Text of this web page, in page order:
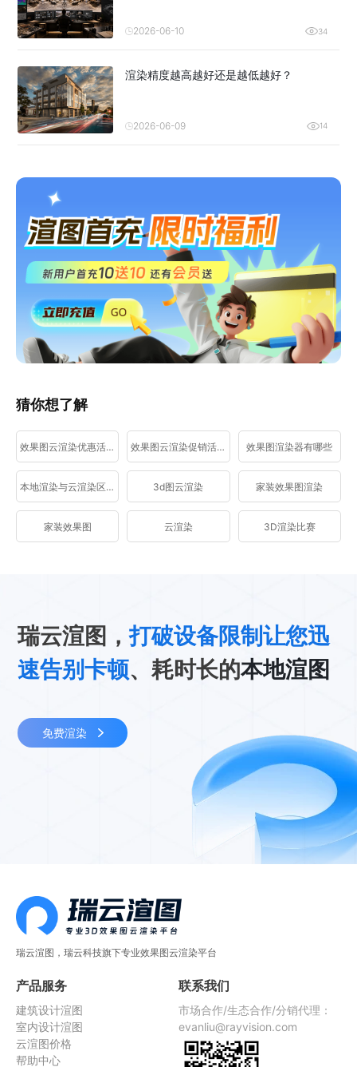
2026-06-10 34
渲染精度越高越好还是越低越好？
2026-06-09 14
猜你想了解
效果图云渲染优惠活动 效果图云渲染促销活动 效果图渲染器有哪些
本地渲染与云渲染区别 3d图云渲染 家装效果图渲染
家装效果图 云渲染 3D渲染比赛
瑞云渲图，打破设备限制让您迅
速告别卡顿、耗时长的本地渲图
免费渲染
瑞云渲图，瑞云科技旗下专业效果图云渲染平台
产品服务
建筑设计渲图
室内设计渲图
云渲图价格
帮助中心
联系我们
市场合作/生态合作/分销代理：
evanliu@rayvision.com